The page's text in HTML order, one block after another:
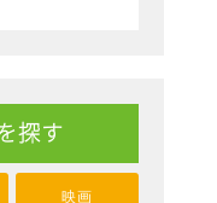
探す
映画